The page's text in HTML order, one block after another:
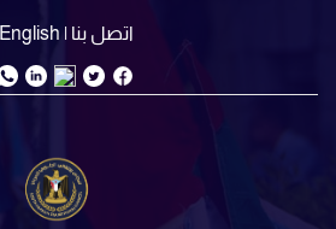
اتصل بنا | English